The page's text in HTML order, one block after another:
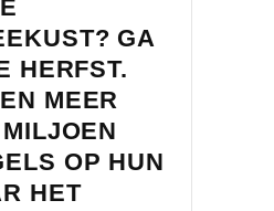
GA
HERFST.
MEER
OP HUN
HET